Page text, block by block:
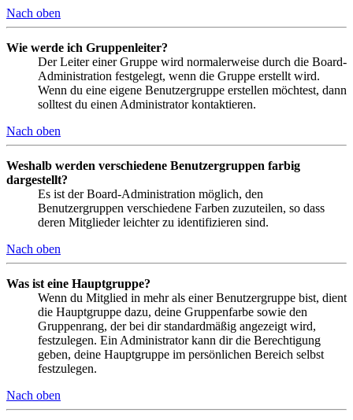
Nach oben
Wie werde ich Gruppenleiter?
Der Leiter einer Gruppe wird normalerweise durch die Board-
Administration festgelegt, wenn die Gruppe erstellt wird.
Wenn du eine eigene Benutzergruppe erstellen möchtest, dann
solltest du einen Administrator kontaktieren.
Nach oben
Weshalb werden verschiedene Benutzergruppen farbig
dargestellt?
Es ist der Board-Administration möglich, den
Benutzergruppen verschiedene Farben zuzuteilen, so dass
deren Mitglieder leichter zu identifizieren sind.
Nach oben
Was ist eine Hauptgruppe?
Wenn du Mitglied in mehr als einer Benutzergruppe bist, dient
die Hauptgruppe dazu, deine Gruppenfarbe sowie den
Gruppenrang, der bei dir standardmäßig angezeigt wird,
festzulegen. Ein Administrator kann dir die Berechtigung
geben, deine Hauptgruppe im persönlichen Bereich selbst
festzulegen.
Nach oben